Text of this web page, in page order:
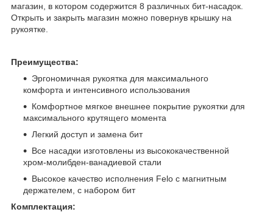
магазин, в котором содержится 8 различных бит-насадок.
Открыть и закрыть магазин можно повернув крышку на
рукоятке.
Преимущества:
Эргономичная рукоятка для максимального
комфорта и интенсивного использования
Комфортное мягкое внешнее покрытие рукоятки для
максимального крутящего момента
Легкий доступ и замена бит
Все насадки изготовлены из высококачественной
хром-молибден-ванадиевой стали
Высокое качество исполнения Felo с магнитным
держателем, с набором бит
Комплектация: